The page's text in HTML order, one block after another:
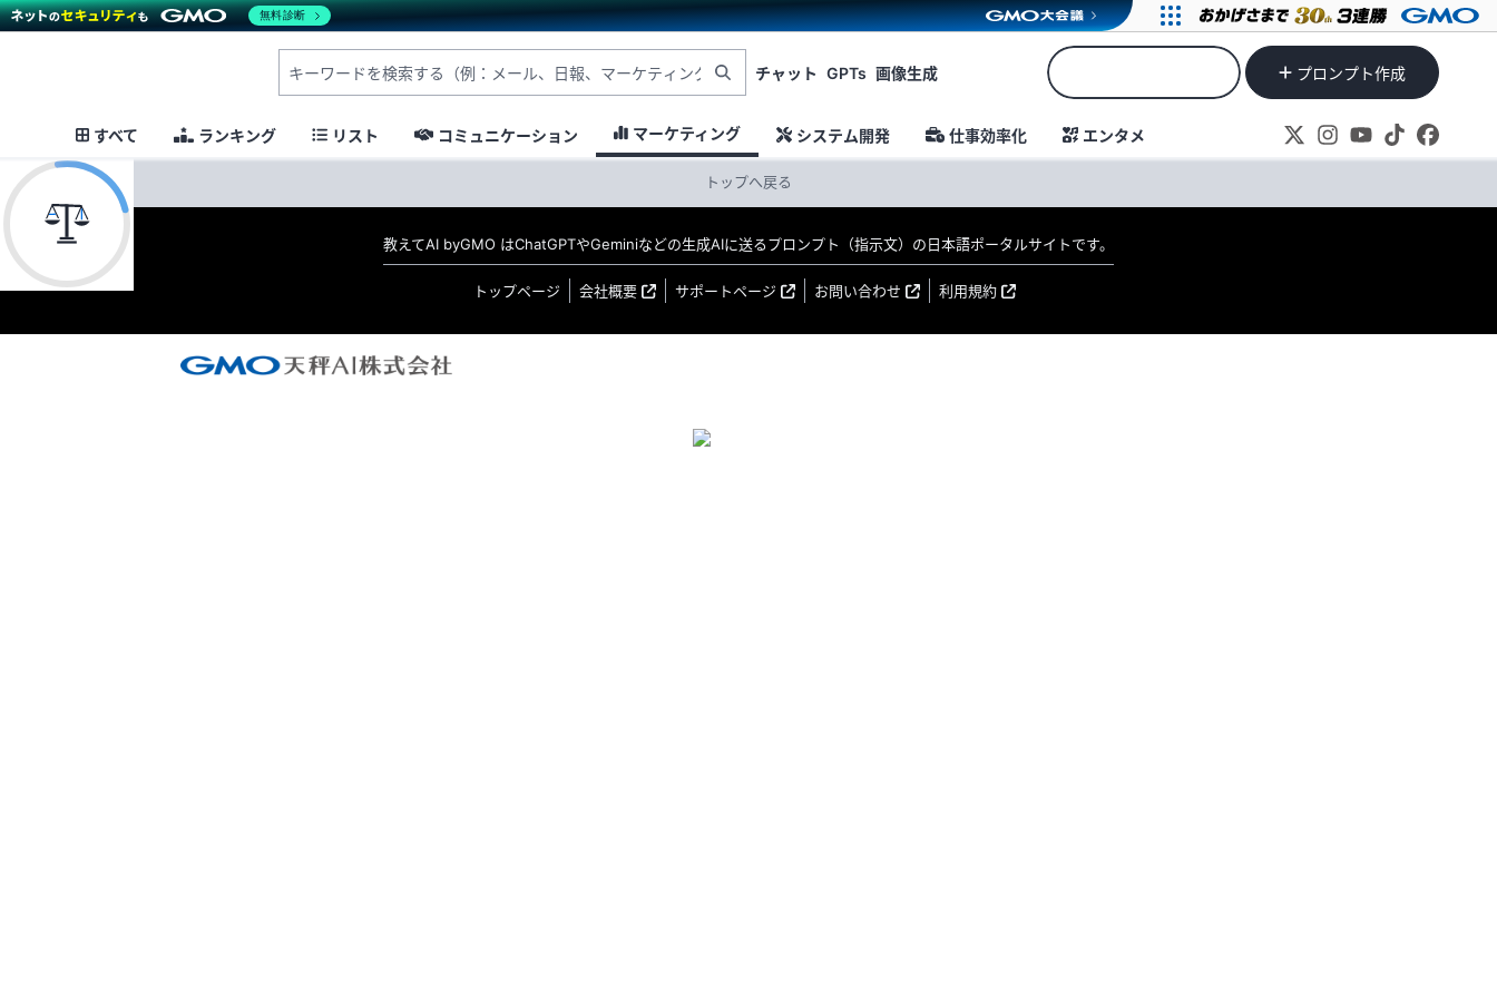
チャット GPTs 画像生成 プロンプト作成
すべて ランキング リスト コミュニケーション マーケティング システム開発 仕事効率化 エンタメ
トップへ戻る
教えてAI byGMO はChatGPTやGeminiなどの生成AIに送るプロンプト（指示文）の日本語ポータルサイトです。
トップページ 会社概要 サポートページ お問い合わせ 利用規約
無料診断